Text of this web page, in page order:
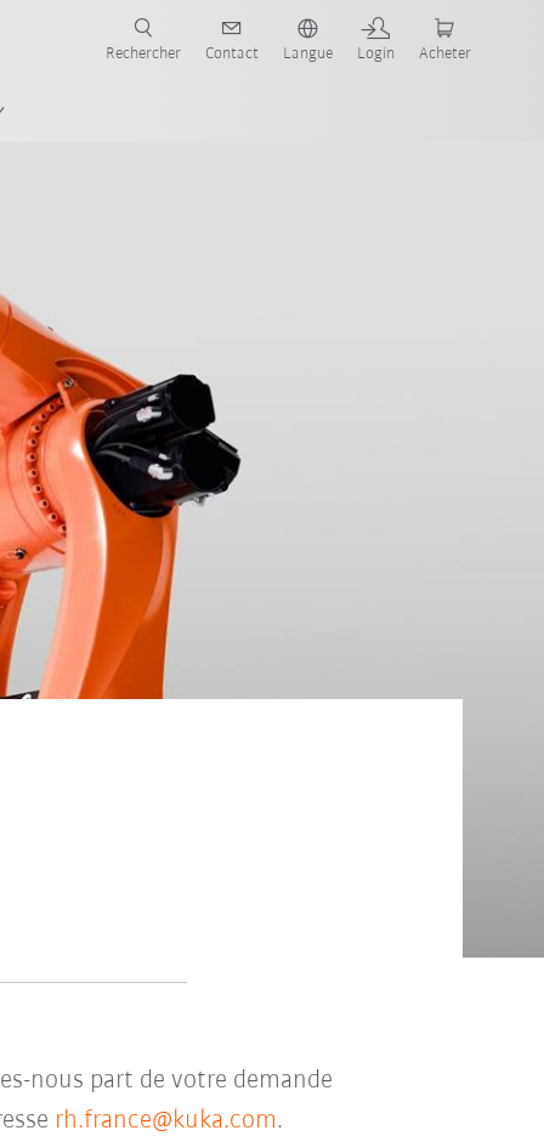
Rechercher Contact Langue Login Acheter
nous part de votre demande
rh.france@kuka.com.